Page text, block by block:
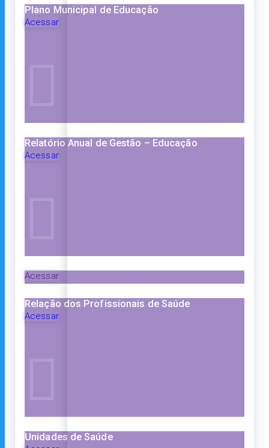
Plano Municipal de Educação
Acessar
Relatório Anual de Gestão – Educação
Acessar
Acessar
Relação dos Profissionais de Saúde
Acessar
Unidades de Saúde